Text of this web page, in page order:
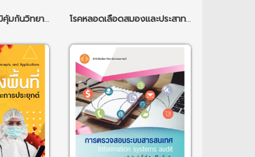
ความรู้พื้นฐานทางภูมิคุ้มกันวิทยา ฉพ.2 โรคหลอดเลือดสมองและประสาทวิทยาวิกฤติ ฉพ.3